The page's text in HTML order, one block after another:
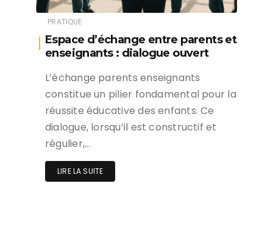
PRATIQUE
Espace d’échange entre parents et
enseignants : dialogue ouvert
L’échange parents enseignants
constitue un pilier fondamental pour la
réussite éducative des enfants. Ce
dialogue, lorsqu’il est constructif et
régulier,…
LIRE LA SUITE